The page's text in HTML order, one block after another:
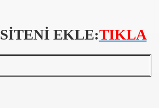
SİTENİ EKLE:TIKLA